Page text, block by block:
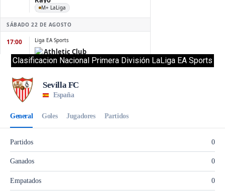
Clasificacion Nacional Primera División LaLiga EA Sports